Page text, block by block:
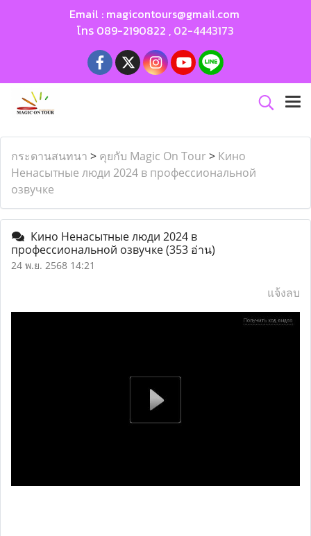
Email : magicontours@gmail.com
โทร 089-2190822 , 02-4443173
กระดานสนทนา > คุยกับ Magic On Tour > Кино
Ненасытные люди 2024 в профессиональной
озвучке
Кино Ненасытные люди 2024 в
профессиональной озвучке(353 อ่าน)
24 พ.ย. 2568 14:21
แจ้งลบ